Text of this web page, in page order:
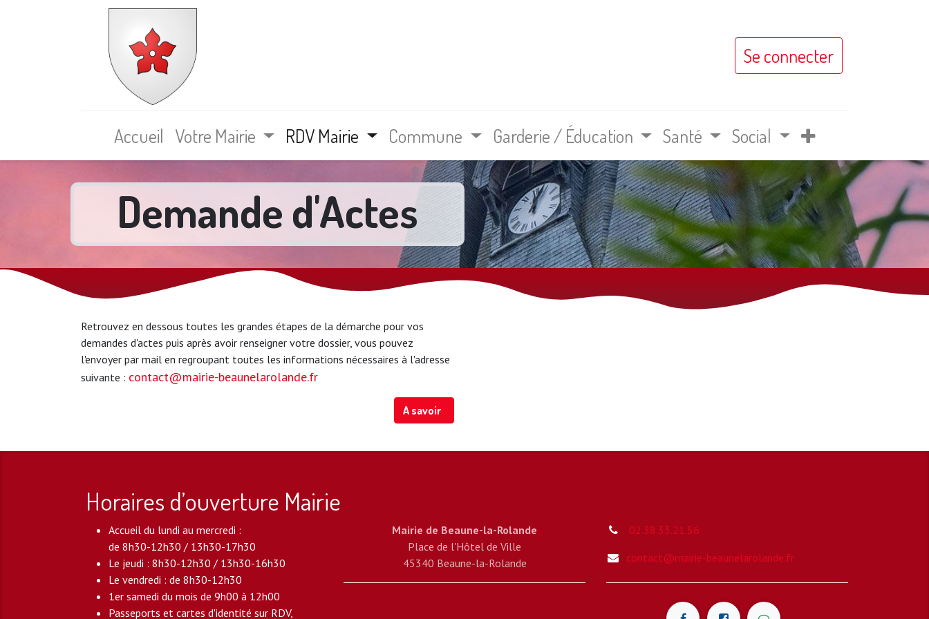
Se connecter
Accueil Votre Mairie RDV Mairie Commune Garderie / Éducation Santé Social
Demande d'Actes
Retrouvez en dessous toutes les grandes étapes de la démarche pour vos
demandes d'actes puis après avoir renseigner votre dossier, vous pouvez
l'envoyer par mail en regroupant toutes les informations nécessaires à l'adresse
suivante : contact@mairie-beaunelarolande.fr
A savoir
Horaires d’ouverture Mairie
Accueil du lundi au mercredi :
de 8h30-12h30 / 13h30-17h30
Le jeudi : 8h30-12h30 / 13h30-16h30
Le vendredi : de 8h30-12h30
1er samedi du mois de 9h00 à 12h00
Passeports et cartes d'identité sur RDV,
Mairie de Beaune-la-Rolande
Place de l'Hôtel de Ville
45340 Beaune-la-Rolande
02.38.33.21.56
contact@mairie-beaunelarolande.fr